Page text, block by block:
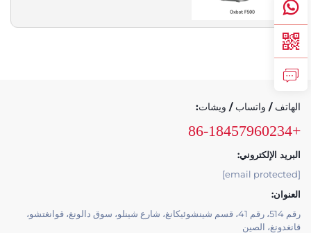
الهاتف / واتساب / ويشات:
+86-18457960234
البريد الإلكتروني:
[email protected]
العنوان:
رقم 514، رقم 41، قسم شينشوئيكانغ، شارع شينلو، سوق دالونغ، قوانغتشو،
قانغدونغ، الصين